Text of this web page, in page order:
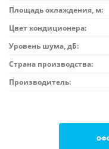
Площадь охлаждения, м:
Цвет кондиционера:
Уровень шума, дБ:
Страна производства:
Производитель: